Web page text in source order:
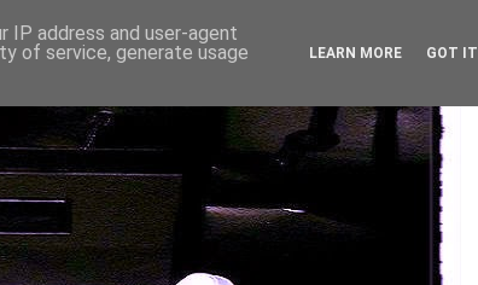
IP address and user-agent
of service, generate usage
LEARN MORE GOT IT